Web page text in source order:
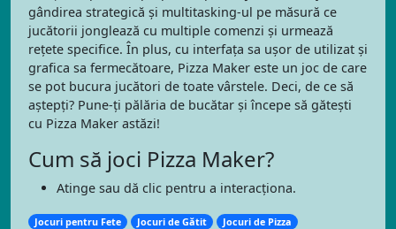
gândirea strategică și multitasking-ul pe măsură ce
jucătorii jonglează cu multiple comenzi și urmează
rețete specifice. În plus, cu interfața sa ușor de utilizat și
grafica sa fermecătoare, Pizza Maker este un joc de care
se pot bucura jucători de toate vârstele. Deci, de ce să
aștepți? Pune-ți pălăria de bucătar și începe să gătești
cu Pizza Maker astăzi!
Cum să joci Pizza Maker?
Atinge sau dă clic pentru a interacționa.
Jocuri pentru Fete Jocuri de Gătit
Jocuri de Pizza